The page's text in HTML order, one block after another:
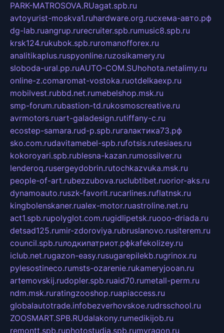
PARK-MATROSOVA.RUagat.spb.ru
avtoyurist-moskva1.ruhardware.org.ruсхема-авто.рф
dg-lab.ruangrup.rurecruiter.spb.rumusic8.spb.ru
krsk124.rukubok.spb.ruromanofforex.ru
analitikaplus.ruspyonline.ruzosikamery.ru
sloboda-ural.pp.ruAUTO-COM.SUhohota.netalimy.ru
online-z.comaromat-vostoka.ruotdelkaexp.ru
mobilvest.rubbd.net.rumebelshop.msk.ru
smp-forum.rubastion-td.rukosmoscreative.ru
avrmotors.ruart-galadesign.rutiffany-c.ru
ecostep-samara.rud-p.spb.ruгалактика73.рф
sko.com.rudavitamebel-spb.rufotsis.rutesiaes.ru
kokoroyari.spb.rublesna-kazan.rumossilver.ru
lenderoq.rusergeydobrin.rutochkazvuka.msk.ru
people-of-art.rubezzubova.ruclubtibet.ruorior-aks.ru
dynamoauto.ruszk-favorit.rucarlines.ruflatnsk.ru
kingbolenskaner.rualex-motor.ruastroline.net.ru
act1.spb.rupolyglot.com.rugidlipetsk.ruooo-driada.ru
detsad125.rumir-zdoroviya.rubruslanovo.rusiterem.ru
council.spb.ruлодкипатриот.рфkafekolizey.ru
iclub.net.rugazon-easy.rusugarepilekb.rugrinox.ru
pylesostineco.rumsts-ozarenie.rukameryjooan.ru
artemovskij.rudopler.spb.ruaid70.rumetall-perm.ru
ndm.msk.ruratingzooshop.ruapiaccess.ru
globalautotrade.infobezverhovskoe.rudrsschool.ru
ZOOSMART.SPB.RUdalakony.rumedikijob.ru
remontt.spb.ruphotostudia.spb.rumyragon.ru